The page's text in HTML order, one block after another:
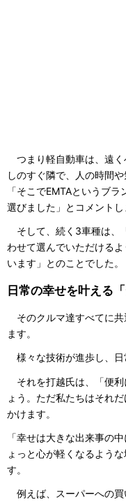
つまり軽自動車は、遠く
しのすぐ隣で、人の時間
「そこでEMTAというブ
選びました」とコメントし
そして、続く3車種は、
わせて選んでいただける
います」とのことでした。
日常の幸せを叶える
そのクルマ達すべてに共
ます。
様々な技術が進歩し、日
それを打越氏は、「便利
ょう。ただ私たちはそれ
かけます。
「幸せは大きな出来事の
ょっと心が軽くなるよう
す。
例えば、スーパーへの買